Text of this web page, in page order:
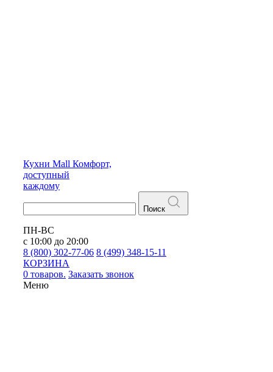
Кухни Mall Комфорт,
доступный
каждому
Поиск
ПН-ВС
с 10:00 до 20:00
8 (800) 302-77-06 8 (499) 348-15-11
КОРЗИНА
0 товаров. Заказать звонок
Меню